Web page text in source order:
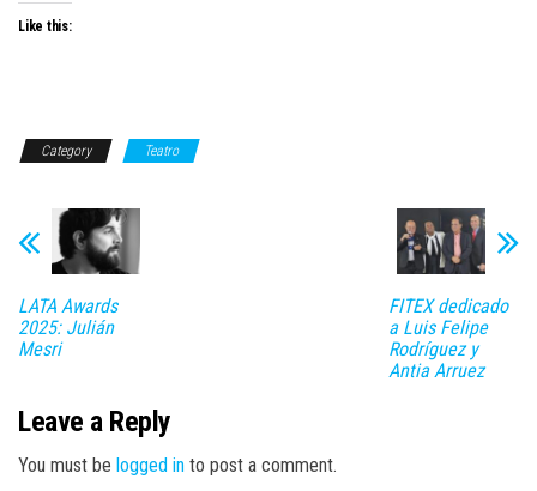
Like this:
Category Teatro
LATA Awards
2025: Julián
Mesri
FITEX dedicado
a Luis Felipe
Rodríguez y
Antia Arruez
Leave a Reply
You must be logged in to post a comment.